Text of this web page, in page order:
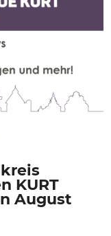
KURT
August